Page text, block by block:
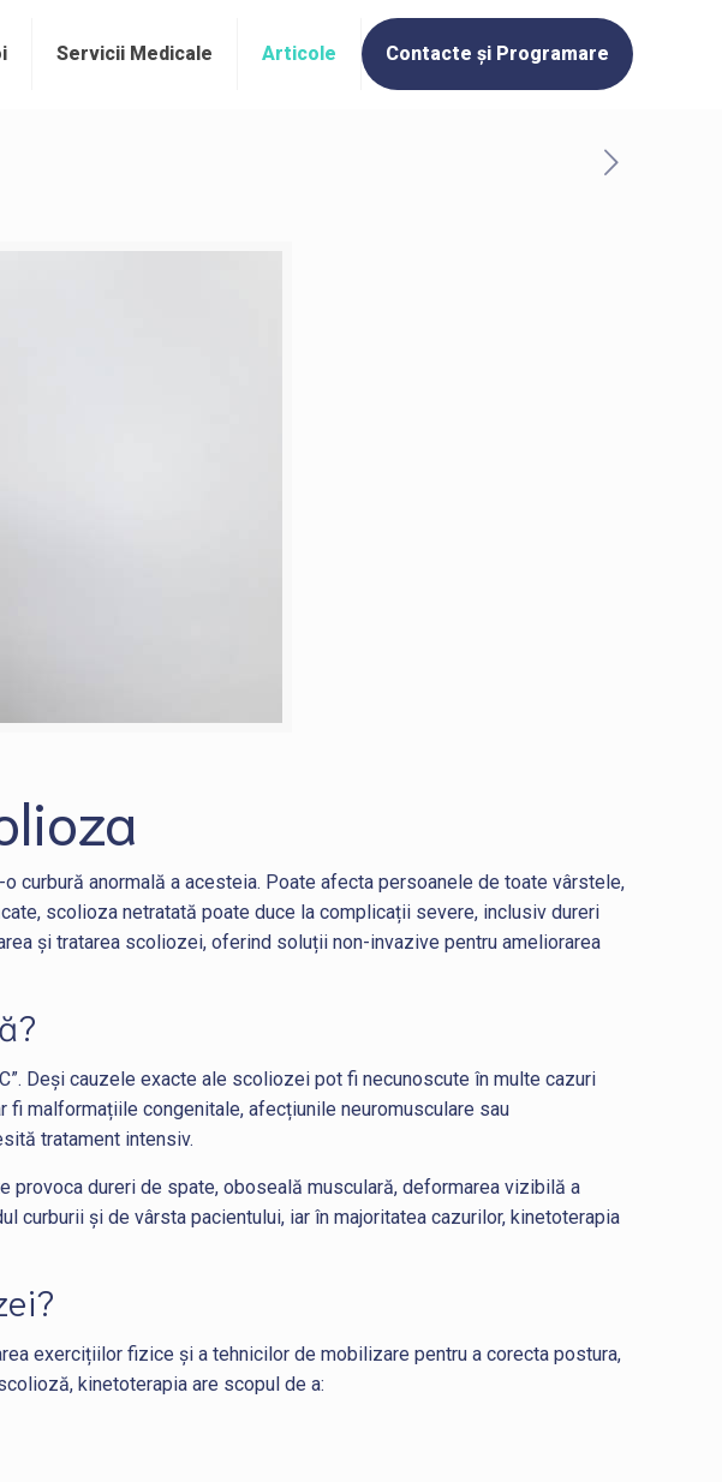
Servicii Medicale Articole Contacte și Programare
anormală a acesteia. Poate afecta persoanele de toate vârstele,
scolioza netratată poate duce la complicații severe, inclusiv dureri
și tratarea scoliozei, oferind soluții non-invazive pentru ameliorarea
Deși cauzele exacte ale scoliozei pot fi necunoscute în multe cazuri
malformațiile congenitale, afecțiunile neuromusculare sau
tratament intensiv.
dureri de spate, oboseală musculară, deformarea vizibilă a
curburii și de vârsta pacientului, iar în majoritatea cazurilor, kinetoterapia
exercițiilor fizice și a tehnicilor de mobilizare pentru a corecta postura,
kinetoterapia are scopul de a: